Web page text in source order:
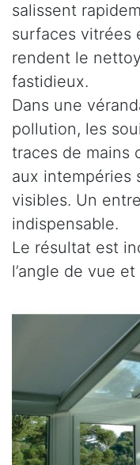
salissent
surfaces vitrées
rendent le
fastidieux.
Dans une
pollution, les
traces de mains
aux intempéries
visibles. Un
indispensable.
Le résultat est
l’angle de vue